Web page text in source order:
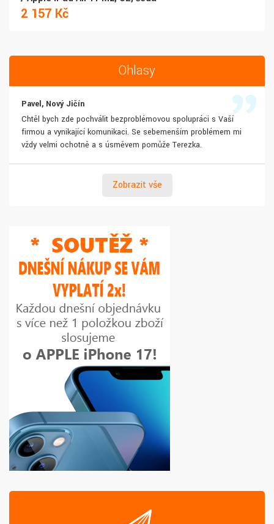
2 157 Kč
Ohlasy
Pavel, Nový Jičín
Chtěl bych zde pochválit bezproblémovou spolupráci s Vaší
firmou a vynikající komunikaci. Se sebemenším problémem mi
vždy velmi ochotně a s úsměvem pomůže Terezka.
Zobrazit vše